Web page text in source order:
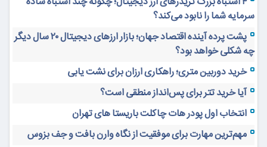
سرمایه شما را نابود می‌کند؟
پشت پرده آینده اقتصاد جهان؛ بازار ارزهای دیجیتال ۲۰ سال دیگر
چه شکلی خواهد بود؟
خرید دوربین متری؛ راهکاری ارزان برای نشت یابی
آیا خرید تتر برای پس‌انداز منطقی است؟
انتخاب اول پودر هات چاکلت باریستا های تهران
مهم‌ترین مهارت برای موفقیت از نگاه وارن بافت و جف بزوس